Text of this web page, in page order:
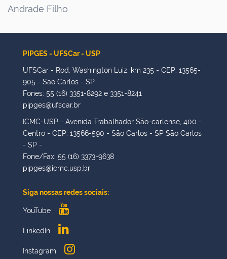
Andrade Filho
PIPGES - UFSCar - USP
UFSCar - Rod. Washington Luiz, km 235 - CEP: 13565-
905 - São Carlos - SP
Fones: 55 (16) 3351-8292 e 3351-8241
pipges@ufscar.br
ICMC-USP - Avenida Trabalhador São-carlense, 400 -
Centro - CEP: 13566-590 - São Carlos - SP São Carlos
- SP -
Fone/Fax: 55 (16) 3373-9638
pipges@icmc.usp.br
Siga nossas redes sociais:
YouTube
LinkedIn
Instagram